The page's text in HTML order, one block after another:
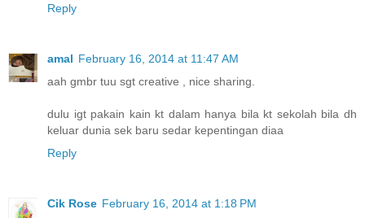
Reply
amal February 16, 2014 at 11:47 AM
aah gmbr tuu sgt creative , nice sharing.
dulu igt pakain kain kt dalam hanya bila kt sekolah bila dh
keluar dunia sek baru sedar kepentingan diaa
Reply
Cik Rose February 16, 2014 at 1:18 PM